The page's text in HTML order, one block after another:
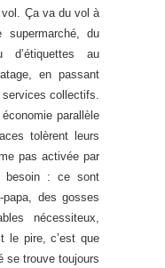
Ça va du vol à
supermarché, du
d’étiquettes au
en passant
services collectifs.
parallèle
tolèrent leurs
pas activée par
besoin : ce sont
des gosses
nécessiteux,
le pire, c’est que
se trouve toujours